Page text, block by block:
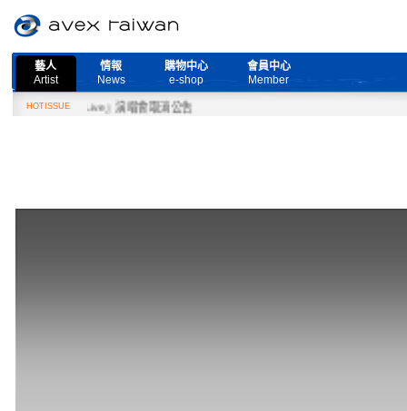
藝人
Artist
情報
News
購物中心
e-shop
會員中心
Member
HOTISSUE
Live』演唱會取消公告